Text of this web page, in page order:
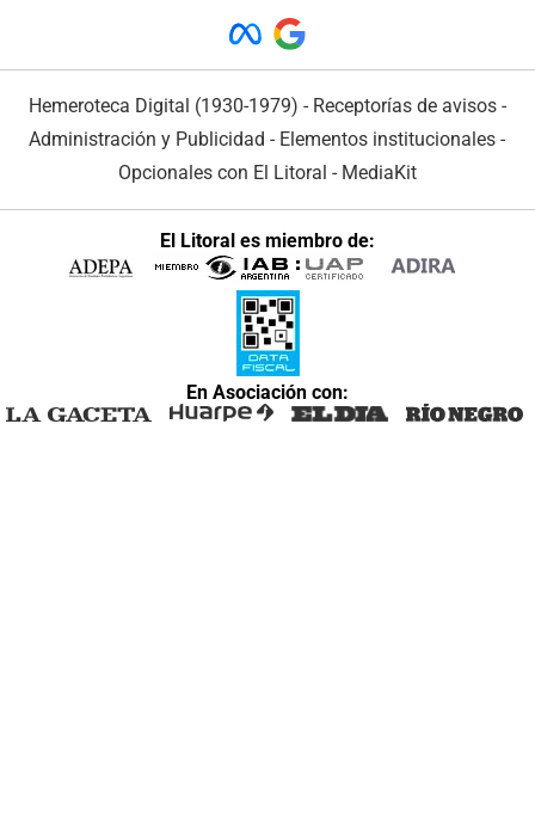
Hemeroteca Digital (1930-1979) - Receptorías de avisos -
Administración y Publicidad - Elementos institucionales -
Opcionales con El Litoral - MediaKit
El Litoral es miembro de:
En Asociación con: